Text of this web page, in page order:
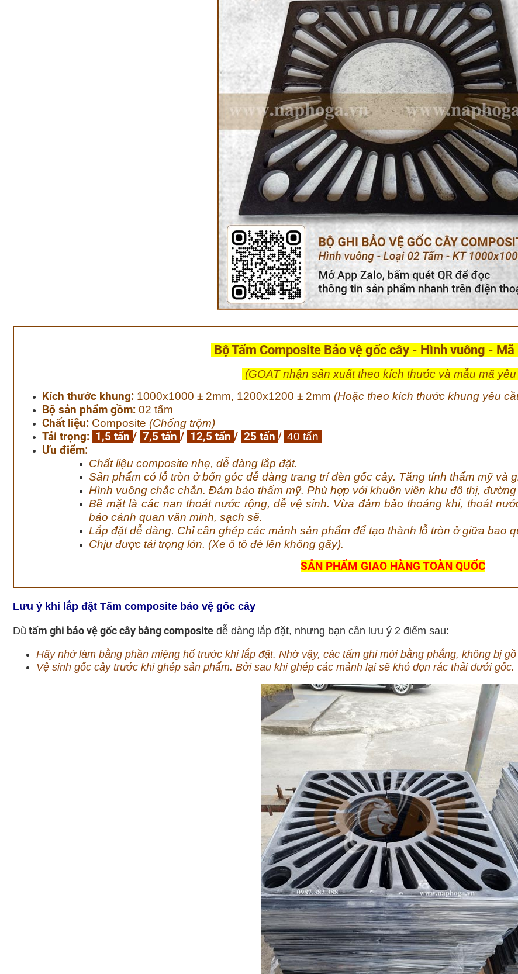
Bộ Tấm Composite Bảo vệ gốc cây - Hình vuông - Mã
(GOAT nhận sản xuất theo kích thước và mẫu mã
Kích thước khung: 1000x1000 ± 2mm, 1200x1200 ± 2mm (Hoặc theo kích thước khung yêu
Bộ sản phẩm gồm: 02 tấm
Chất liệu: Composite (Chống trộm)
Tải trọng: 1,5 tấn / 7,5 tấn / 12,5 tấn / 25 tấn / 40 tấn
Ưu điểm:
Chất liệu composite nhẹ, dễ dàng lắp đặt.
Sản phẩm có lỗ tròn ở bốn góc dễ dàng trang trí đèn gốc cây. Tăng tính thẩm mỹ và
Hình vuông chắc chắn. Đảm bảo thẩm mỹ. Phù hợp với khuôn viên khu đô thị,
Bề mặt là các nan thoát nước rộng, dễ vệ sinh. Vừa đảm bảo thoáng khi, thoát
bảo cảnh quan văn minh, sạch sẽ.
Lắp đặt dễ dàng. Chỉ cần ghép các mảnh sản phẩm để tạo thành lỗ tròn ở giữa bao
Chịu được tải trọng lớn. (Xe ô tô đè lên không gãy).
SẢN PHẨM GIAO HÀNG TOÀN QUỐC
Lưu ý khi lắp đặt Tấm composite bảo vệ gốc cây
Dù tấm ghi bảo vệ gốc cây bằng composite dễ dàng lắp đặt, nhưng bạn cần lưu ý 2 điểm sau:
Hãy nhớ làm bằng phần miệng hố trước khi lắp đặt. Nhờ vậy, các tấm ghi mới bằng phẳng, không bị gồ
Vệ sinh gốc cây trước khi ghép sản phẩm. Bởi sau khi ghép các mảnh lại sẽ khó dọn rác thải dưới gốc.